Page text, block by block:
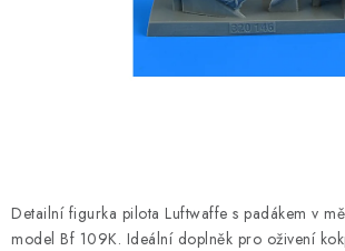
O nás Moje objednávka Kontakty
Detailní figurka pilota Luftwaffe s padákem v
model Bf 109K. Ideální doplněk pro oživení